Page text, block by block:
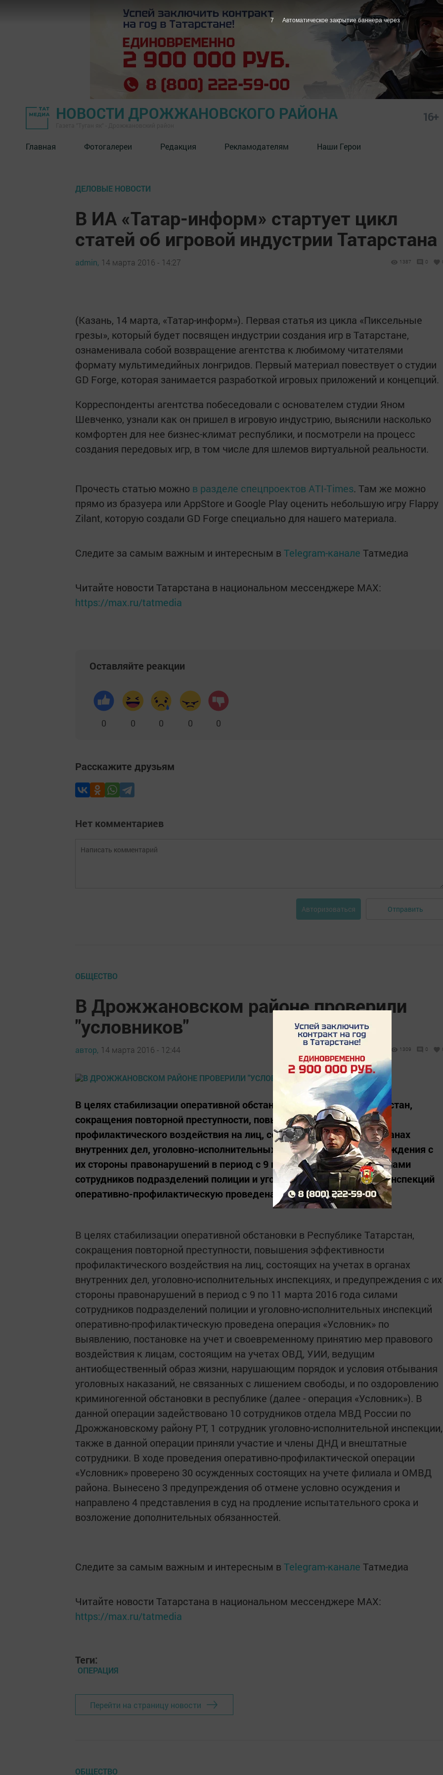
НОВОСТИ ДРОЖЖАНОВСКОГО РАЙОНА 16+
Главная Фотогалереи Редакция Рекламодателям Наши Герои
ДЕЛОВЫЕ НОВОСТИ
В ИА «Татар-информ» стартует цикл
статей об игровой индустрии Татарстана
admin, 14 марта 2016 - 14:27 1387 0
(Казань, 14 марта, «Татар-информ»). Первая статья из цикла «Пиксельные
грезы», который будет посвящен индустрии создания игр в Татарстане,
ознаменивала собой возвращение агентства к любимому читателями
формату мультимедийных лонгридов. Первый материал повествует о студии
GD Forge, которая занимается разработкой игровых приложений и концепций.
Корреспонденты агентства побеседовали с основателем студии Яном
Шевченко, узнали как он пришел в игровую индустрию, выяснили насколько
комфортен для нее бизнес-климат республики, и посмотрели на процесс
создания передовых игр, в том числе для шлемов виртуальной реальности.
Прочесть статью можно в разделе спецпроектов ATI-Times. Там же можно
прямо из бразуера или AppStore и Google Play оценить небольшую игру Flappy
Zilant, которую создали GD Forge специально для нашего материала.
Следите за самым важным и интересным в Telegram-канале Татмедиа
Читайте новости Татарстана в национальном мессенджере MАХ:
https://max.ru/tatmedia
Оставляйте реакции
0 0 0 0 0
Расскажите друзьям
Нет комментариев
Авторизоваться Отправить
ОБЩЕСТВО
В Дрожжановском районе проверили
"условников"
автор, 14 марта 2016 - 12:44 1309 0
В целях стабилизации оперативной обстановки в Республике Татарстан,
сокращения повторной преступности, повышения эффективности
профилактического воздействия на лиц, состоящих на учетах в органах
внутренних дел, уголовно-исполнительных инспекциях, и предупреждения с
их стороны правонарушений в период с 9 по 11 марта 2016 года силами
сотрудников подразделений полиции и уголовно-исполнительных инспекций
оперативно-профилактическую проведена...
В целях стабилизации оперативной обстановки в Республике Татарстан,
сокращения повторной преступности, повышения эффективности
профилактического воздействия на лиц, состоящих на учетах в органах
внутренних дел, уголовно-исполнительных инспекциях, и предупреждения с их
стороны правонарушений в период с 9 по 11 марта 2016 года силами
сотрудников подразделений полиции и уголовно-исполнительных инспекций
оперативно-профилактическую проведена операция «Условник» по
выявлению, постановке на учет и своевременному принятию мер правового
воздействия к лицам, состоящим на учетах ОВД, УИИ, ведущим
антиобщественный образ жизни, нарушающим порядок и условия отбывания
уголовных наказаний, не связанных с лишением свободы, и по оздоровлению
криминогенной обстановки в республике (далее - операция «Условник»). В
данной операции задействовано 10 сотрудников отдела МВД России по
Дрожжановскому району РТ, 1 сотрудник уголовно-исполнительной инспекции,
также в данной операции приняли участие и члены ДНД и внештатные
сотрудники. В ходе проведения оперативно-профилактической операции
«Условник» проверено 30 осужденных состоящих на учете филиала и ОМВД
района. Вынесено 3 предупреждения об отмене условно осуждения и
направлено 4 представления в суд на продление испытательного срока и
возложение дополнительных обязанностей.
Следите за самым важным и интересным в Telegram-канале Татмедиа
Читайте новости Татарстана в национальном мессенджере MАХ:
https://max.ru/tatmedia
Теги:
ОПЕРАЦИЯ
Перейти на страницу новости
ОБЩЕСТВО
6 Автоматическое закрытие баннера через